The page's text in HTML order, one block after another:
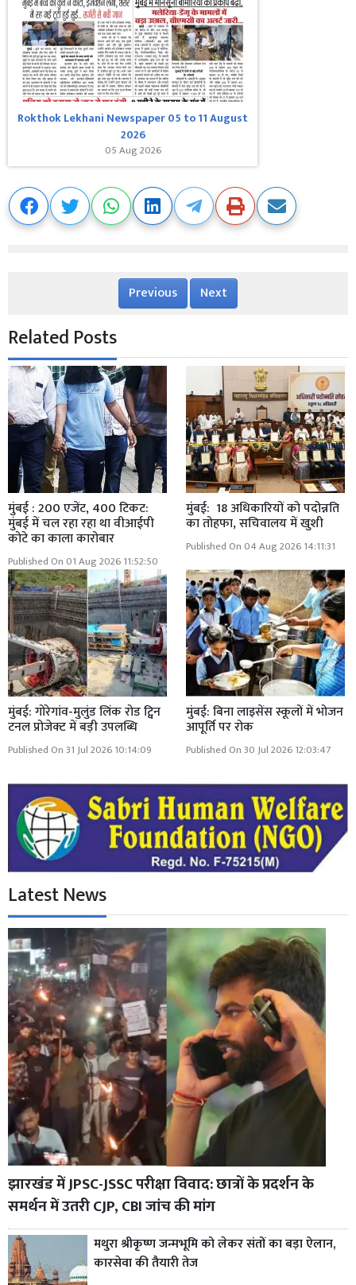
Rokthok Lekhani Newspaper 05 to 11 August
2026
05 Aug 2026
Previous Next
Related Posts
मुंबई : 200 एजेंट, 400 टिकट:
मुंबई में चल रहा रहा था वीआईपी
कोटे का काला कारोबार
Published On 01 Aug 2026 11:52:50
मुंबई: 18 अधिकारियों को पदोन्नति
का तोहफा, सचिवालय में खुशी
Published On 04 Aug 2026 14:11:31
मुंबई: गोरेगांव-मुलुंड लिंक रोड ट्विन
टनल प्रोजेक्ट में बड़ी उपलब्धि
Published On 31 Jul 2026 10:14:09
मुंबई: बिना लाइसेंस स्कूलों में भोजन
आपूर्ति पर रोक
Published On 30 Jul 2026 12:03:47
Latest News
झारखंड में JPSC-JSSC परीक्षा विवाद: छात्रों के प्रदर्शन के
समर्थन में उतरी CJP, CBI जांच की मांग
मथुरा श्रीकृष्ण जन्मभूमि को लेकर संतों का बड़ा ऐलान,
कारसेवा की तैयारी तेज